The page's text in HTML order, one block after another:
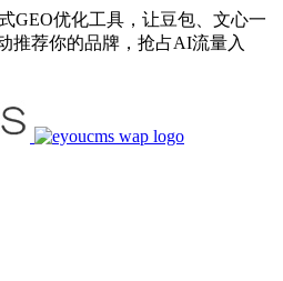
GEO优化工具，让豆包、文心一
推荐你的品牌，抢占AI流量入